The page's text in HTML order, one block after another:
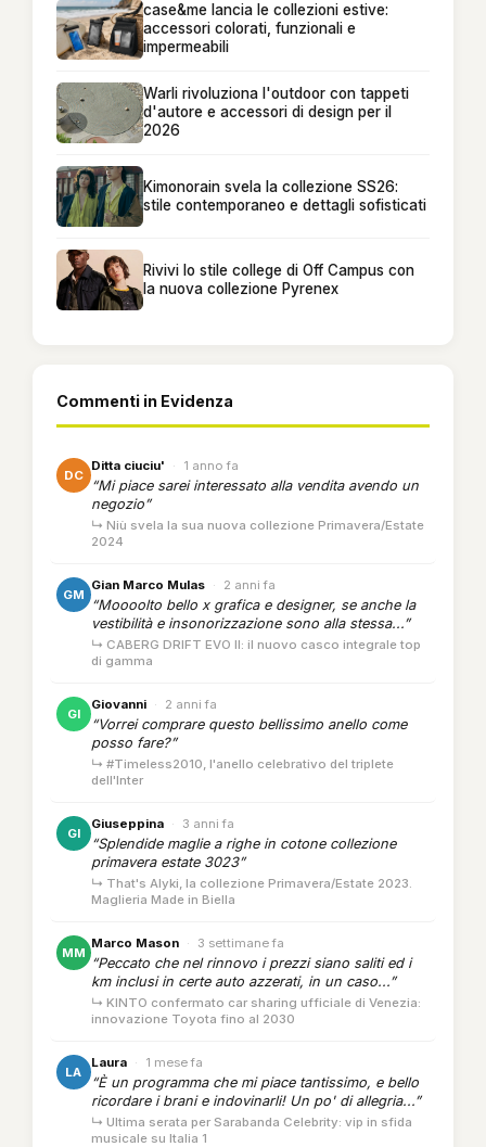
case&me lancia le collezioni estive:
accessori colorati, funzionali e
impermeabili
Warli rivoluziona l'outdoor con tappeti
d'autore e accessori di design per il
2026
Kimonorain svela la collezione SS26:
stile contemporaneo e dettagli sofisticati
Rivivi lo stile college di Off Campus con
la nuova collezione Pyrenex
Commenti in Evidenza
DC
Ditta ciuciu' · 1 anno fa
“Mi piace sarei interessato alla vendita avendo un
negozio”
↳ Niù svela la sua nuova collezione Primavera/Estate
2024
GM
Gian Marco Mulas · 2 anni fa
“Moooolto bello x grafica e designer, se anche la
vestibilità e insonorizzazione sono alla stessa...”
↳ CABERG DRIFT EVO II: il nuovo casco integrale top
di gamma
GI
Giovanni · 2 anni fa
“Vorrei comprare questo bellissimo anello come
posso fare?”
↳ #Timeless2010, l'anello celebrativo del triplete
dell'Inter
GI
Giuseppina · 3 anni fa
“Splendide maglie a righe in cotone collezione
primavera estate 3023”
↳ That's Alyki, la collezione Primavera/Estate 2023.
Maglieria Made in Biella
MM
Marco Mason · 3 settimane fa
“Peccato che nel rinnovo i prezzi siano saliti ed i
km inclusi in certe auto azzerati, in un caso...”
↳ KINTO confermato car sharing ufficiale di Venezia:
innovazione Toyota fino al 2030
LA
Laura · 1 mese fa
“È un programma che mi piace tantissimo, e bello
ricordare i brani e indovinarli! Un po' di allegria...”
↳ Ultima serata per Sarabanda Celebrity: vip in sfida
musicale su Italia 1